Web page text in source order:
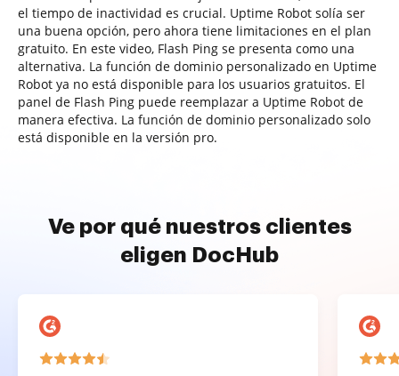
el tiempo de inactividad es crucial. Uptime Robot solía ser
una buena opción, pero ahora tiene limitaciones en el plan
gratuito. En este video, Flash Ping se presenta como una
alternativa. La función de dominio personalizado en Uptime
Robot ya no está disponible para los usuarios gratuitos. El
panel de Flash Ping puede reemplazar a Uptime Robot de
manera efectiva. La función de dominio personalizado solo
está disponible en la versión pro.
Ve por qué nuestros clientes
eligen DocHub